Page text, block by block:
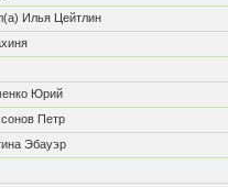
Илья Цейтлин
Юрий
Петр
Эбауэр